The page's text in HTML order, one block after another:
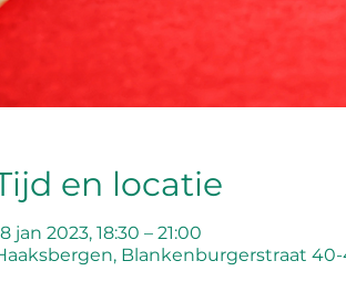
en locatie
jan 2023, 18:30 – 21:00
Blankenburgerstraat